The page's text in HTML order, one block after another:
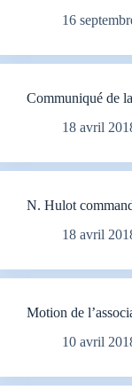
16
Communiqué de
18 avril
N. Hulot
18 avril
Motion de
10 avril